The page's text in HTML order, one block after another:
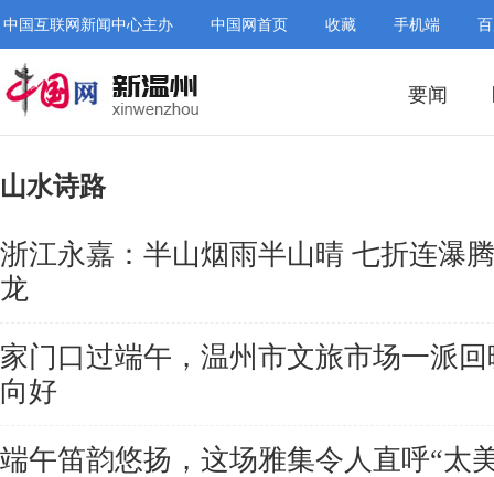
中国互联网新闻中心主办 中国网首页 收藏 手机端
要闻
山水诗路
浙江永嘉：半山烟雨半山晴 七折连瀑
龙
家门口过端午，温州市文旅市场一派回
向好
端午笛韵悠扬，这场雅集令人直呼“太